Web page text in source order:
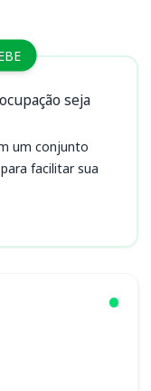
seja
um conjunto
facilitar sua